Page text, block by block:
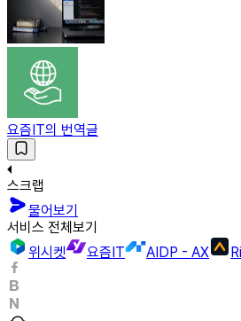
요즘IT의 번역글
스크랩
물어보기
서비스 전체보기
위시켓
요즘IT AIDP - AX